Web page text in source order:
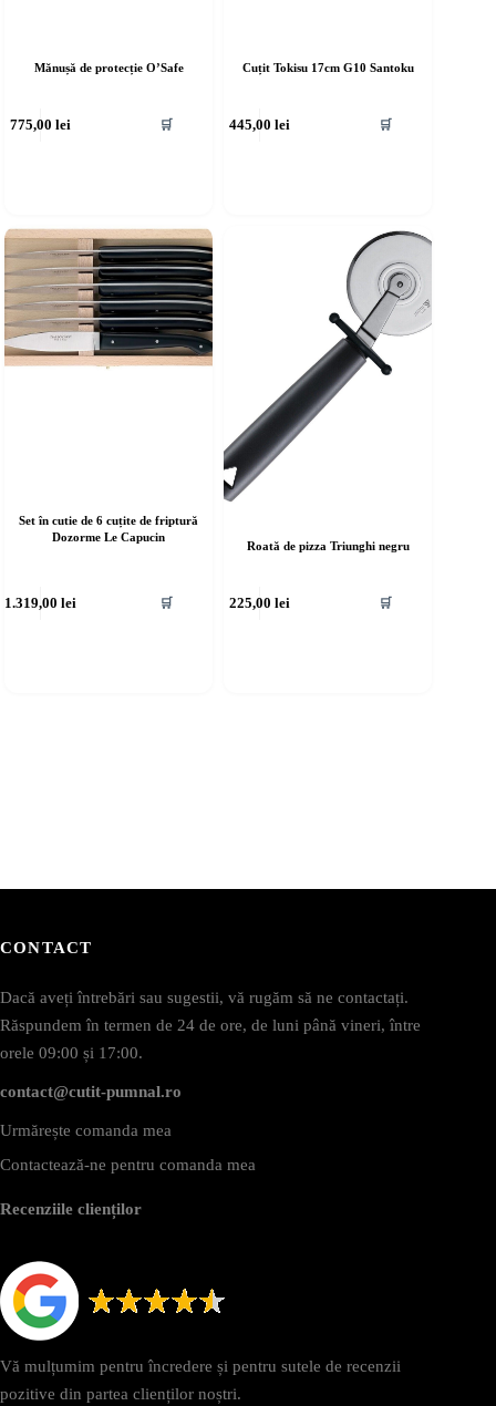
Mănușă de protecție O’Safe
775,00 lei 🛒
Cuțit Tokisu 17cm G10 Santoku
445,00 lei 🛒
Set în cutie de 6 cuțite de friptură
Dozorme Le Capucin
1.319,00 lei 🛒
Roată de pizza Triunghi negru
225,00 lei 🛒
CONTACT
Dacă aveți întrebări sau sugestii, vă rugăm să ne contactați.
Răspundem în termen de 24 de ore, de luni până vineri, între
orele 09:00 și 17:00.
contact@cutit-pumnal.ro
Urmărește comanda mea
Contactează-ne pentru comanda mea
Recenziile clienților
Vă mulțumim pentru încredere și pentru sutele de recenzii
pozitive din partea clienților noștri.